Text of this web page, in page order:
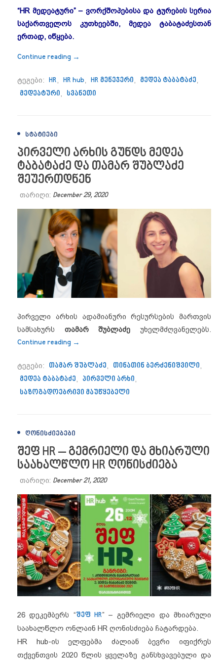
“HR მედეატური” – ვორქშოპებისა და ტურების სერია
საქართველოს კუთხეებში, მედეა ტაბატაძესთან
ერთად, იწყება.
Continue reading ““HR მედეატურის” პირველი ღონისძიება
→
ტეგები: HR, HR hub, HR მენეჯერი, მედეა ტაბატაძე,
მედეატური, სვანეთი
ᲡᲢᲐᲢᲘᲔᲑᲘ
პირველი არხის გუნდს მედეა
ტაბატაძე და თამარ შუბლაძე
შეუერთდნენ
თარიღი: December 29, 2020
პირველი არხის ადამიანური რესურსების მართვის
სამსახურს თამარ შუბლაძე უხელმძღვანელებს.
Continue reading “პირველი არხის გუნდს მედეა
→
ტეგები: თამარ შუბლაძე, თინათინ ბერძენიშვილი,
მედეა ტაბატაძე, პირველი არხი,
საზოგადოებრივი მაუწყებელი
ᲦᲝᲜᲘᲡᲫᲘᲔᲑᲔᲑᲘ
შეფ HR – გემრიელი და მხიარული
საახალწლო HR ღონისძიება
თარიღი: December 21, 2020
26 დეკემბერს “შეფ HR” – გემრიელი და მხიარული
საახალწლო ონლაინ HR ღონისძიება ჩატარდება.
HR hub-ის ელფებმა ძალიან ბევრი იფიქრეს
თქვენთვის 2020 წლის ყველაზე განსხვავებული და